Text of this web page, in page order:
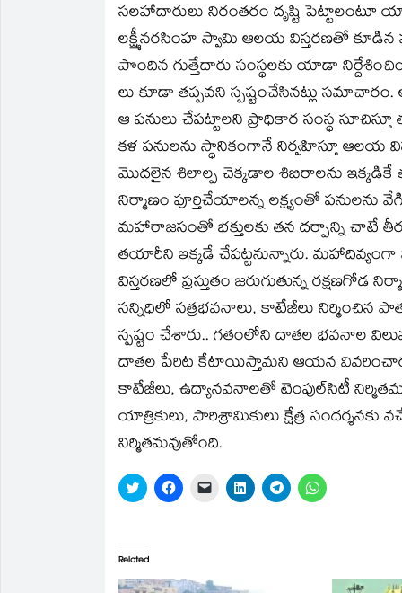
సలహాదారులు నిరంతరం దృష్టి పెట్టాలంటూ
లక్ష్మీనరసింహ స్వామి ఆలయ విస్తరణతో కూడిన
పొందిన గుత్తేదారు సంస్థలకు యాడా
లు కూడా తప్పవని స్పష్టంచేసినట్లు
ఆ పనులు చేపట్టాలని ప్రాధికార సంస్థ
కళ పనులను స్థానికంగానే నిర్వహిస్తూ ఆలయ
మొదలైన శిలాల్ప చెక్కడాల శిబిరాలను
నిర్మాణం పూర్తిచేయాలన్న లక్ష్యంతో పనులను
మహారాజసంతో భక్తులకు తన దర్పాన్ని చాటే
తయారీని ఇక్కడే చేపట్టనున్నారు.
విస్తరణలో ప్రస్తుతం జరుగుతున్న
సన్నిధిలో సత్రభవనాలు, కాటేజీలు నిర్మించిన
స్పష్టం చేశారు.. గతంలోని దాతల భవనాల
దాతల పేరిట కేటాయిస్తామని ఆయన వివరించారు.
కాటేజీలు, ఉద్యానవనాలతో టెంపుల్‌సిటీ
యాత్రికులు, పారిశ్రామికులు క్షేత్ర
నిర్మితమవుతోంది.
Click
to
(Opens
in
new
window)
Click
to
window)
Click
(Opens
Click
to
Click
to
Click
to
window)
Related